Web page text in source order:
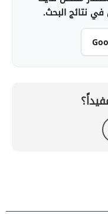
في نتائج البحث.